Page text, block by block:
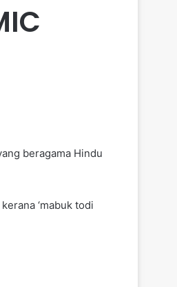
beragama Hindu
‘mabuk todi